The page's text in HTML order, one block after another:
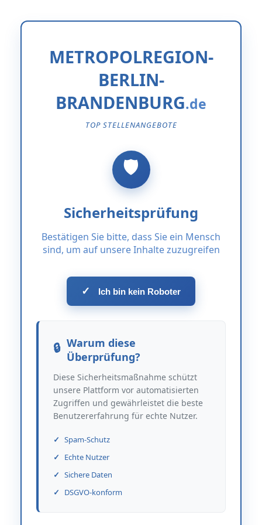
METROPOLREGION-
BERLIN-
BRANDENBURG
TOP STELLENANGEBOTE
Sicherheitsprüfung
Bestätigen Sie bitte, dass Sie ein Mensch
sind, um auf unsere Inhalte zuzugreifen
✓ Ich bin kein Roboter
Warum diese
Überprüfung?
Diese Sicherheitsmaßnahme schützt
unsere Plattform vor automatisierten
Zugriffen und gewährleistet die beste
Benutzererfahrung für echte Nutzer.
Spam-Schutz
Echte Nutzer
Sichere Daten
DSGVO-konform